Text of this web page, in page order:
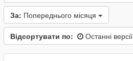
За: Попереднього місяця
Відсортувати по: Останні версії